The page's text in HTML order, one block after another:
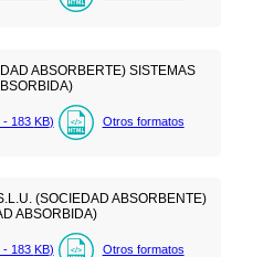
ABSORBERTE) SISTEMAS
- 183 KB) Otros formatos
(SOCIEDAD ABSORBENTE)
ABSORBIDA)
- 183 KB) Otros formatos